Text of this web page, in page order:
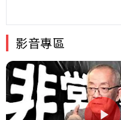
影音專區